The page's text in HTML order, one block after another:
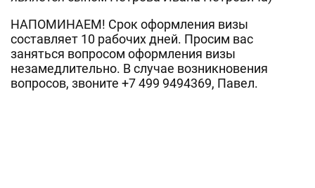
НАПОМИНАЕМ! Срок оформления визы
составляет 10 рабочих дней. Просим вас
заняться вопросом оформления визы
незамедлительно. В случае возникновения
вопросов, звоните +7 499 9494369, Павел.